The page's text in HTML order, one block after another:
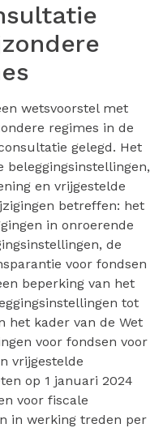
wetsvoorstel met
regimes in de
gelegd. Het
beleggingsinstellingen,
en vrijgestelde
betreffen: het
in onroerende
de
voor fondsen
beperking van het
tot
het kader van de Wet
voor fondsen voor
vrijgestelde
op 1 januari 2024
voor fiscale
in werking treden per